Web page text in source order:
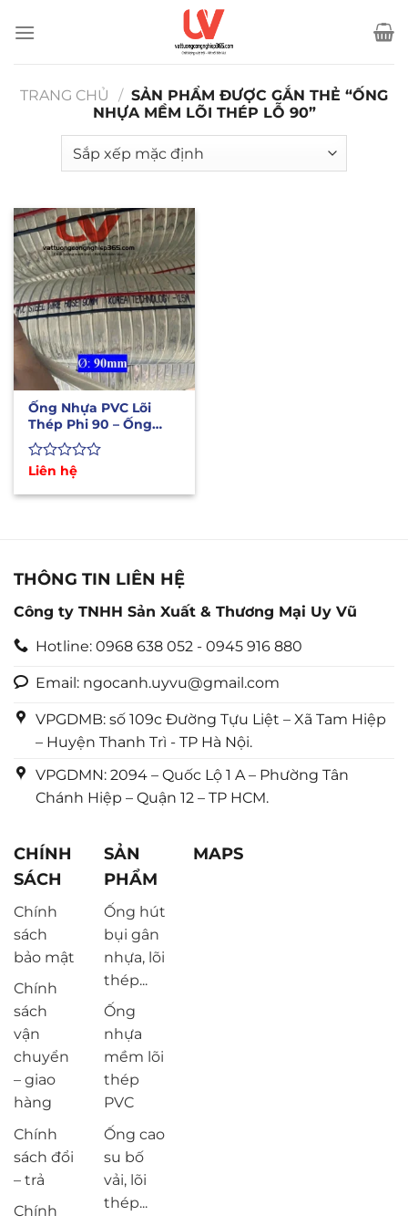
qua
TRANG CHỦ
/ SẢN PHẨM ĐƯỢC GẮN THẺ “ỐNG
NHỰA MỀM LÕI THÉP LỖ 90”
Ống Nhựa PVC Lõi
Thép Phi 90 – Ống
Dẫn Xăng Dầu Hóa
Chất
Được
hạng
Liên hệ
THÔNG TIN LIÊN HỆ
Công ty TNHH Sản Xuất & Thương Mại Uy Vũ
Hotline: 0968 638 052 - 0945 916 880
Email: ngocanh.uyvu@gmail.com
VPGDMB: số 109c Đường Tựu Liệt – Xã Tam Hiệp
– Huyện Thanh Trì - TP Hà Nội.
VPGDMN: 2094 – Quốc Lộ 1 A – Phường Tân
Chánh Hiệp – Quận 12 – TP HCM.
CHÍNH
SÁCH
Chính
sách
bảo mật
Chính
sách
vận
chuyển
– giao
hàng
Chính
sách đổi
– trả
Chính
SẢN
PHẨM
Ống hút
bụi gân
nhựa, lõi
thép...
Ống
nhựa
mềm lõi
thép
PVC
Ống cao
su bố
vải, lõi
thép...
MAPS